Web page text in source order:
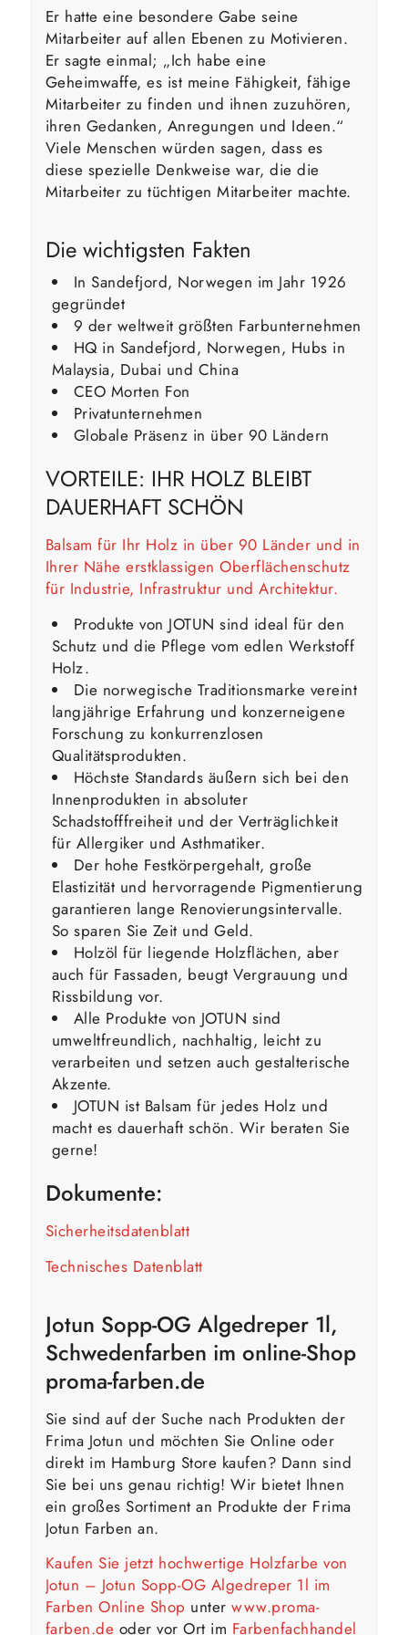
Er hatte eine besondere Gabe seine
Mitarbeiter auf allen Ebenen zu Motivieren.
Er sagte einmal; „Ich habe eine
Geheimwaffe, es ist meine Fähigkeit, fähige
Mitarbeiter zu finden und ihnen zuzuhören,
ihren Gedanken, Anregungen und Ideen.“
Viele Menschen würden sagen, dass es
diese spezielle Denkweise war, die die
Mitarbeiter zu tüchtigen Mitarbeiter machte.
Die wichtigsten Fakten
In Sandefjord, Norwegen im Jahr 1926
gegründet
9 der weltweit größten Farbunternehmen
HQ in Sandefjord, Norwegen, Hubs in
Malaysia, Dubai und China
CEO Morten Fon
Privatunternehmen
Globale Präsenz in über 90 Ländern
VORTEILE: IHR HOLZ BLEIBT
DAUERHAFT SCHÖN
Balsam für Ihr Holz in über 90 Länder und in
Ihrer Nähe erstklassigen Oberflächenschutz
für Industrie, Infrastruktur und Architektur.
Produkte von JOTUN sind ideal für den
Schutz und die Pflege vom edlen Werkstoff
Holz.
Die norwegische Traditionsmarke vereint
langjährige Erfahrung und konzerneigene
Forschung zu konkurrenzlosen
Qualitätsprodukten.
Höchste Standards äußern sich bei den
Innenprodukten in absoluter
Schadstofffreiheit und der Verträglichkeit
für Allergiker und Asthmatiker.
Der hohe Festkörpergehalt, große
Elastizität und hervorragende Pigmentierung
garantieren lange Renovierungsintervalle.
So sparen Sie Zeit und Geld.
Holzöl für liegende Holzflächen, aber
auch für Fassaden, beugt Vergrauung und
Rissbildung vor.
Alle Produkte von JOTUN sind
umweltfreundlich, nachhaltig, leicht zu
verarbeiten und setzen auch gestalterische
Akzente.
JOTUN ist Balsam für jedes Holz und
macht es dauerhaft schön. Wir beraten Sie
gerne!
Dokumente:
Sicherheitsdatenblatt
Technisches Datenblatt
Jotun Sopp-OG Algedreper 1l,
Schwedenfarben im online-Shop
proma-farben.de
Sie sind auf der Suche nach Produkten der
Frima Jotun und möchten Sie Online oder
direkt im Hamburg Store kaufen? Dann sind
Sie bei uns genau richtig! Wir bietet Ihnen
ein großes Sortiment an Produkte der Frima
Jotun Farben an.
Kaufen Sie jetzt hochwertige Holzfarbe von
Jotun – Jotun Sopp-OG Algedreper 1l im
Farben Online Shop unterwww.proma-
farben.de oder vor Ort im Farbenfachhandel